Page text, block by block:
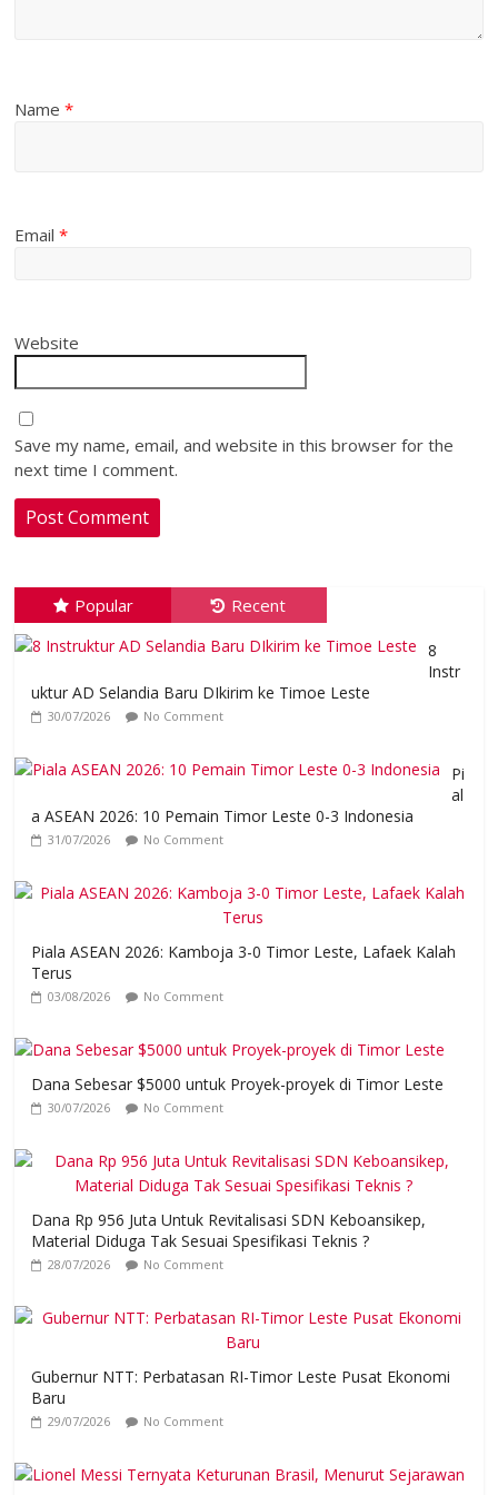
Name*
Email*
Website
Save my name, email, and website in this browser for the
next time I comment.
Popular Recent
8
Instr
uktur AD Selandia Baru DIkirim ke Timoe Leste
30/07/2026 No Comment
Pi
al
a ASEAN 2026: 10 Pemain Timor Leste 0-3 Indonesia
31/07/2026 No Comment
Piala ASEAN 2026: Kamboja 3-0 Timor Leste, Lafaek Kalah
Terus
03/08/2026 No Comment
Dana Sebesar $5000 untuk Proyek-proyek di Timor Leste
30/07/2026 No Comment
Dana Rp 956 Juta Untuk Revitalisasi SDN Keboansikep,
Material Diduga Tak Sesuai Spesifikasi Teknis ?
28/07/2026 No Comment
Gubernur NTT: Perbatasan RI-Timor Leste Pusat Ekonomi
Baru
29/07/2026 No Comment